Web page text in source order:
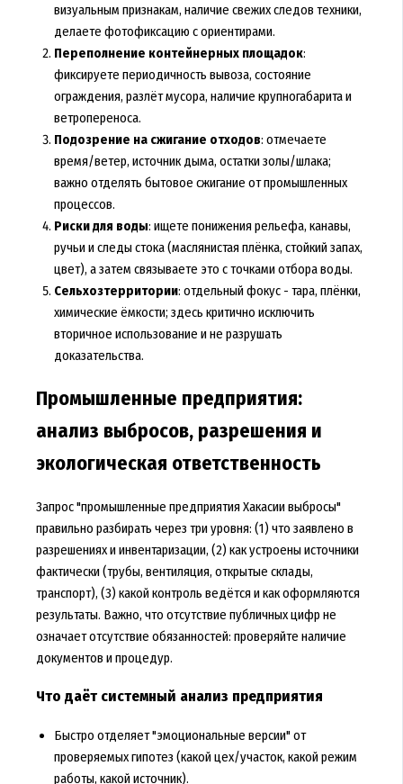
визуальным признакам, наличие свежих следов техники,
делаете фотофиксацию с ориентирами.
Переполнение контейнерных площадок:
фиксируете периодичность вывоза, состояние
ограждения, разлёт мусора, наличие крупногабарита и
ветропереноса.
Подозрение на сжигание отходов: отмечаете
время/ветер, источник дыма, остатки золы/шлака;
важно отделять бытовое сжигание от промышленных
процессов.
Риски для воды: ищете понижения рельефа, канавы,
ручьи и следы стока (маслянистая плёнка, стойкий запах,
цвет), а затем связываете это с точками отбора воды.
Сельхозтерритории: отдельный фокус - тара, плёнки,
химические ёмкости; здесь критично исключить
вторичное использование и не разрушать
доказательства.
Промышленные предприятия:
анализ выбросов, разрешения и
экологическая ответственность
Запрос "промышленные предприятия Хакасии выбросы"
правильно разбирать через три уровня: (1) что заявлено в
разрешениях и инвентаризации, (2) как устроены источники
фактически (трубы, вентиляция, открытые склады,
транспорт), (3) какой контроль ведётся и как оформляются
результаты. Важно, что отсутствие публичных цифр не
означает отсутствие обязанностей: проверяйте наличие
документов и процедур.
Что даёт системный анализ предприятия
Быстро отделяет "эмоциональные версии" от
проверяемых гипотез (какой цех/участок, какой режим
работы, какой источник).